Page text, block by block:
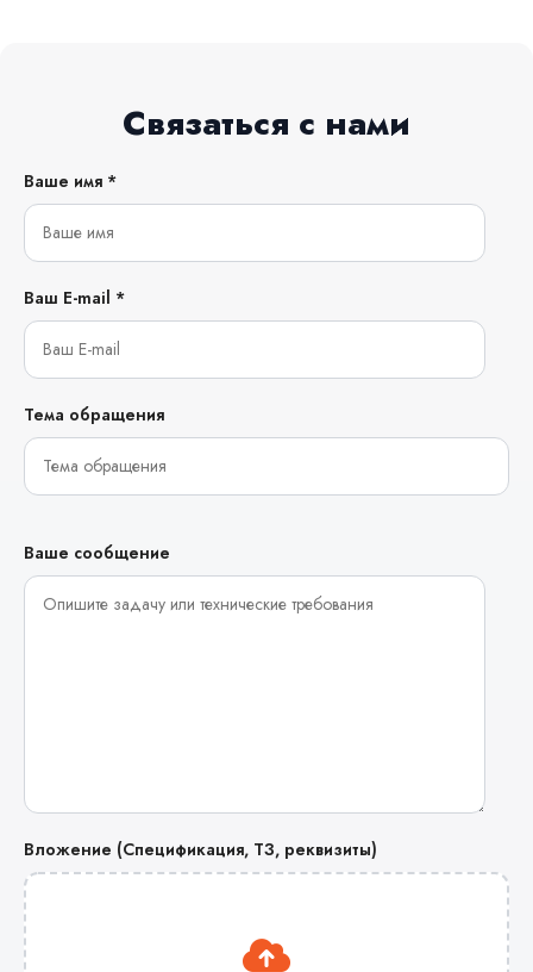
Связаться с нами
Ваше имя *
Ваш E-mail *
Тема обращения
Ваше сообщение
Вложение (Спецификация, ТЗ, реквизиты)